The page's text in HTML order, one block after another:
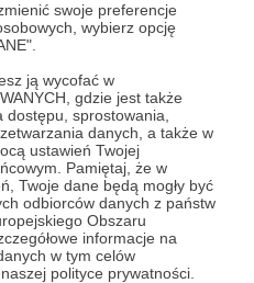
swoje preferencje
wybierz opcję
ją wycofać w
gdzie jest także
sprostowania,
danych, a także w
ustawień Twojej
Pamiętaj, że w
Twoje dane będą mogły być
odbiorców danych z państw
Obszaru
informacje na
w tym celów
polityce prywatności.
Patronów!
Double Powerjuż teraz!